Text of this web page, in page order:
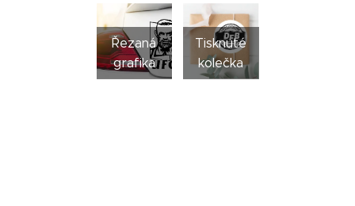
Řezaná
grafika
Tisknuté
kolečka